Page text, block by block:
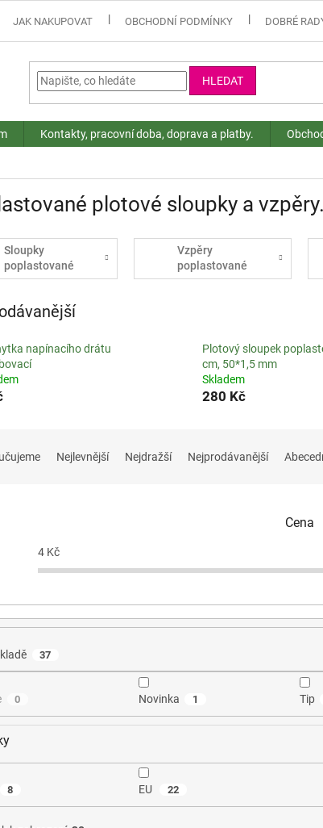
JAK NAKUPOVAT OBCHODNÍ PODMÍNKY DOBRÉ
HLEDAT
Kontakty, pracovní doba, doprava a platby.
plotové sloupky a vzpěry.
Sloupky
poplastované
Vzpěry
poplastované
napínacího drátu
Plotový sloupek
cm, 50*1,5 mm
Skladem
280 Kč
Nejlevnější Nejdražší Nejprodávanější
Cena
4Kč
37
0 Novinka 1 Tip
8 EU 22